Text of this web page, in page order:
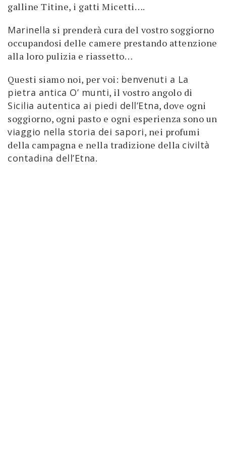
galline Titine, i gatti Micetti….
Marinella si prenderà cura del vostro soggiorno
occupandosi delle camere prestando attenzione
alla loro pulizia e riassetto…
Questi siamo noi, per voi: benvenuti a La
pietra antica O’ munti, il vostro angolo di
Sicilia autentica ai piedi dell’Etna, dove ogni
soggiorno, ogni pasto e ogni esperienza sono un
viaggio nella storia dei sapori, nei profumi
della campagna e nella tradizione della civiltà
contadina dell’Etna.